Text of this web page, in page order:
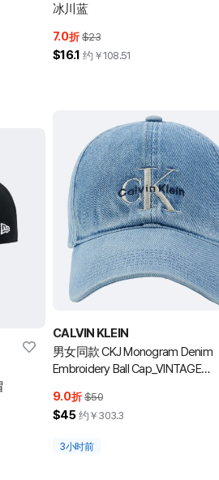
冰川蓝
7.0折 $23
$16.1 约￥108.51
CALVIN KLEIN
男女同款 CKJ Monogram Denim
Embroidery Ball Cap_VINTAGE
9.0折 $50
$45 约￥ 303.3
3小时前